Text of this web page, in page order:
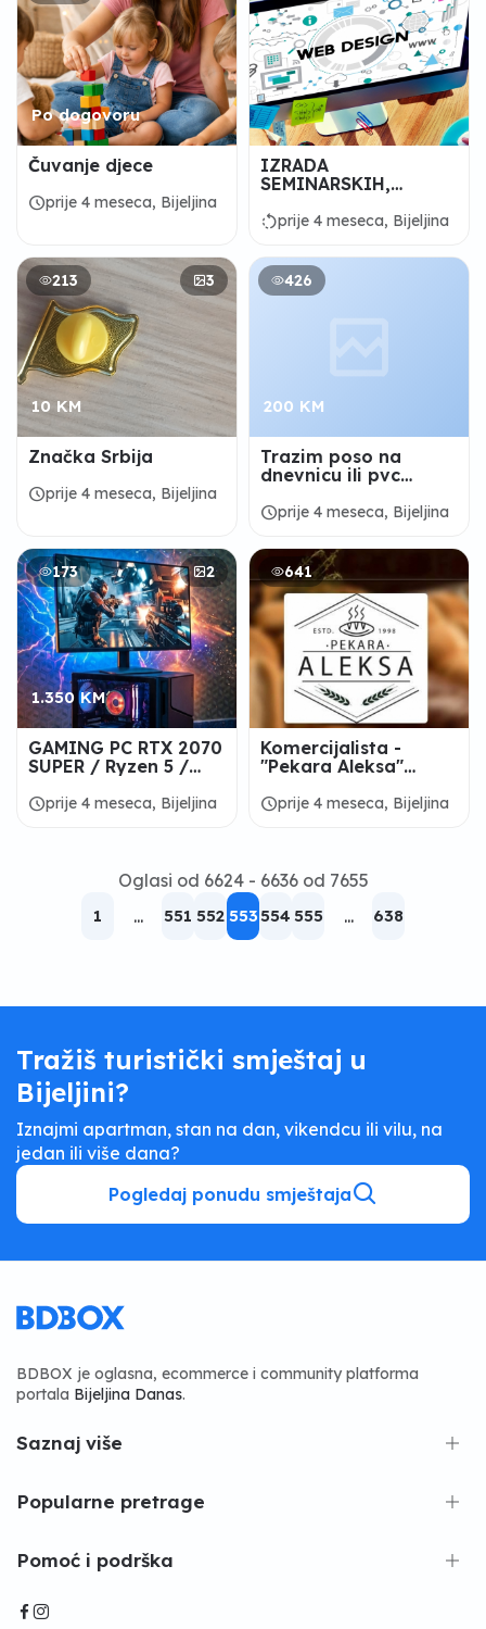
Po dogovoru
Čuvanje djece
scheduleprije 4 meseca, Bijeljina
IZRADA
SEMINARSKIH,
DIPLOMSKIH RADOVA
rotate_leftprije 4 meseca, Bijeljina
213 3
10 KM
Značka Srbija
scheduleprije 4 meseca, Bijeljina
426
200 KM
Trazim poso na
dnevnicu ili pvc
scheduleprije 4 meseca, Bijeljina
173 2
1.350 KM
GAMING PC RTX 2070
SUPER / Ryzen 5 /
GARANCIJA
scheduleprije 4 meseca, Bijeljina
641
Komercijalista -
"Pekara Aleksa"
scheduleprije 4 meseca, Bijeljina
Oglasi od 6624 - 6636 od 7655
1 ... 551 552 553554 555 ... 638
Tražiš turistički smještaj u
Bijeljini?
Iznajmi apartman, stan na dan, vikendcu ili vilu, na
jedan ili više dana?
Pogledaj ponudu smještaja
BDBOX je oglasna, ecommerce i community platforma
portala Bijeljina Danas.
Saznaj više
Popularne pretrage
Pomoć i podrška